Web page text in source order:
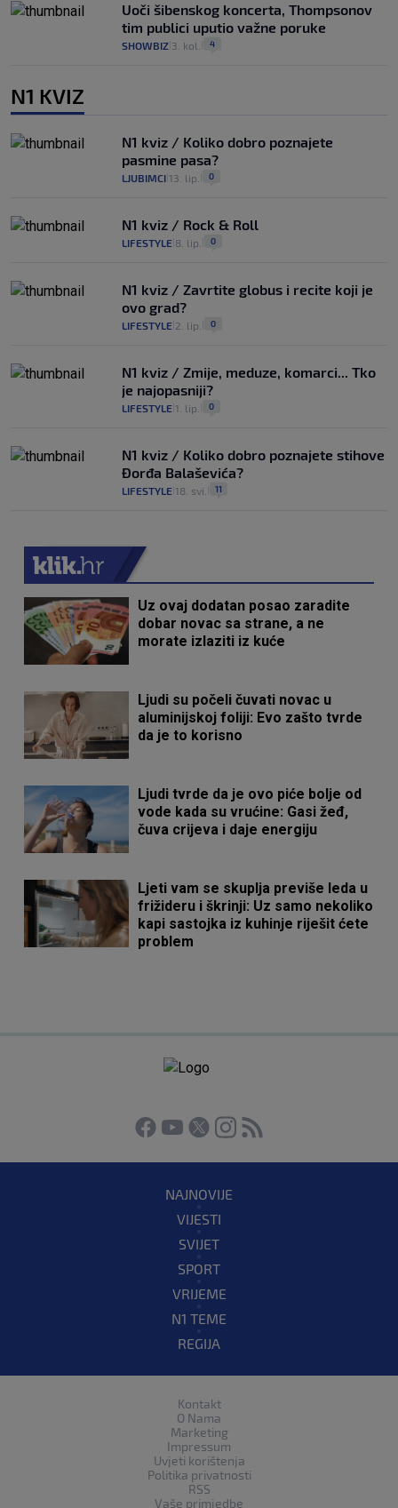
Uoči šibenskog koncerta, Thompsonov
tim publici uputio važne poruke
SHOWBIZ 3. kol. 4
N1 KVIZ
N1 kviz / Koliko dobro poznajete
pasmine pasa?
LJUBIMCI 13. lip. 0
N1 kviz / Rock & Roll
LIFESTYLE 8. lip. 0
N1 kviz / Zavrtite globus i recite koji je
ovo grad?
LIFESTYLE 2. lip. 0
N1 kviz / Zmije, meduze, komarci... Tko
je najopasniji?
LIFESTYLE 1. lip. 0
N1 kviz / Koliko dobro poznajete stihove
Đorđa Balaševića?
LIFESTYLE 18. svi. 11
Uz ovaj dodatan posao zaradite
dobar novac sa strane, a ne
morate izlaziti iz kuće
Ljudi su počeli čuvati novac u
aluminijskoj foliji: Evo zašto tvrde
da je to korisno
Ljudi tvrde da je ovo piće bolje od
vode kada su vrućine: Gasi žeđ,
čuva crijeva i daje energiju
Ljeti vam se skuplja previše leda u
frižideru i škrinji: Uz samo nekoliko
kapi sastojka iz kuhinje riješit ćete
problem
NAJNOVIJE
VIJESTI
SVIJET
SPORT
VRIJEME
N1 TEME
REGIJA
Kontakt
O Nama
Marketing
Impressum
Uvjeti korištenja
Politika privatnosti
RSS
Vaše primjedbe